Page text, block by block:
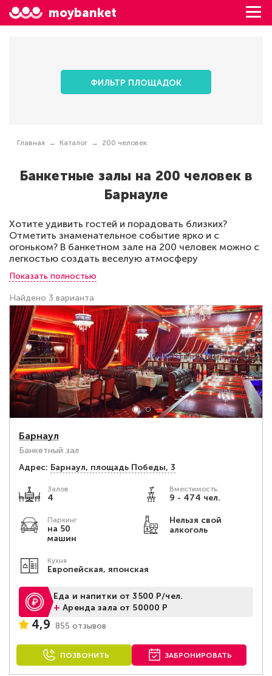
moybanket
ФИЛЬТР ПЛОЩАДОК
Главная Каталог 200 человек
Банкетные залы на 200 человек в
Барнауле
Хотите удивить гостей и порадовать близких?
Отметить знаменательное событие ярко и с
огоньком? В банкетном зале на 200 человек можно с
легкостью создать веселую атмосферу
искрометного праздника. Успешный выбор зала для
банкета в Барнауле возможен с помощью нашего
сайта. В удобном большом зале даже 200 человек
будут чувствовать себя легко и комфортно, а гости
на свадьбе или юбилее оценят эстетику и свободу
пространства. Изучайте информацию в каталоге и
зажигайте на все 200% на одной из площадок
города!
Показать полностью
Найдено 3 варианта
Барнаул
Банкетный зал
Адрес: Барнаул, площадь Победы, 3
Залов
4
Вместимость:
9 - 474 чел.
Паркинг
на 50
машин
Нельзя свой
алкоголь
Кухня
Европейская, японская
Еда и напитки от 3500 Р/чел.
+Аренда зала от 50000 Р
4,9 855 отзывов
ПОЗВОНИТЬ ЗАБРОНИРОВАТЬ